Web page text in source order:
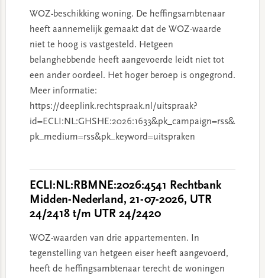
WOZ-beschikking woning. De heffingsambtenaar
heeft aannemelijk gemaakt dat de WOZ-waarde
niet te hoog is vastgesteld. Hetgeen
belanghebbende heeft aangevoerde leidt niet tot
een ander oordeel. Het hoger beroep is ongegrond.
Meer informatie:
https://deeplink.rechtspraak.nl/uitspraak?
id=ECLI:NL:GHSHE:2026:1633&pk_campaign=rss&
pk_medium=rss&pk_keyword=uitspraken
ECLI:NL:RBMNE:2026:4541 Rechtbank
Midden-Nederland, 21-07-2026, UTR
24/2418 t/m UTR 24/2420
WOZ-waarden van drie appartementen. In
tegenstelling van hetgeen eiser heeft aangevoerd,
heeft de heffingsambtenaar terecht de woningen